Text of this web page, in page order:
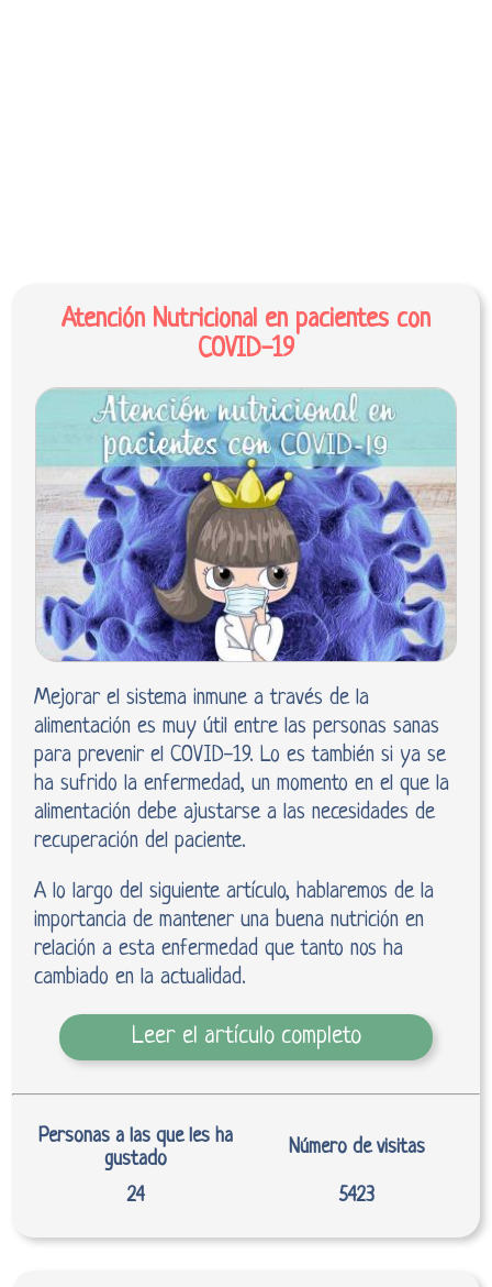
Atención Nutricional en pacientes con
COVID-19
Mejorar el sistema inmune a través de la
alimentación es muy útil entre las personas sanas
para prevenir el COVID-19. Lo es también si ya se
ha sufrido la enfermedad, un momento en el que la
alimentación debe ajustarse a las necesidades de
recuperación del paciente.
A lo largo del siguiente artículo, hablaremos de la
importancia de mantener una buena nutrición en
relación a esta enfermedad que tanto nos ha
cambiado en la actualidad.
Leer el artículo completo
Personas a las que les ha
gustado
Número de visitas
24 5423